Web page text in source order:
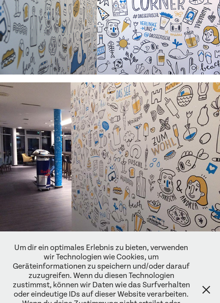
Back to Top
Um dir ein optimales Erlebnis zu bieten, verwenden
wir Technologien wie Cookies, um
Geräteinformationen zu speichern und/oder darauf
zuzugreifen. Wenn du diesen Technologien
zustimmst, können wir Daten wie das Surfverhalten
oder eindeutige IDs auf dieser Website verarbeiten.